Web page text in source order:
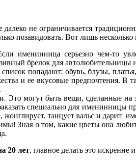
далеко не ограничивается
позавидовать. Вот лишь
именинница серьезно чем-то
брелок для автолюбительницы
попадают: обувь, блузы,
и ее вкусовые предпочтения. В
Это могут быть вещи, сделанные на
специально для
жонглирует, танцует вальс и
Зная о том, какие цветы она
20 лет, главное делать это